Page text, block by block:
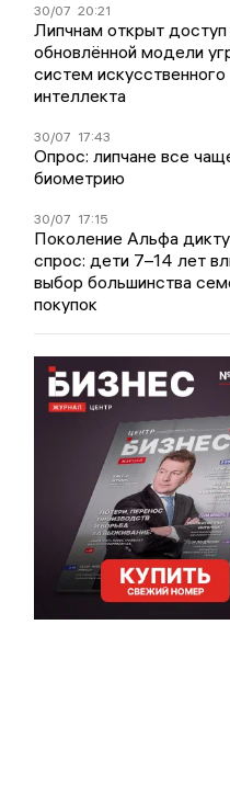
30/07 20:21
Липчнам открыт доступ
обновлённой модели
систем искусственного
интеллекта
30/07 17:43
Опрос: липчане все
биометрию
30/07 17:15
Поколение Альфа
спрос: дети 7–14 лет
выбор большинства
покупок